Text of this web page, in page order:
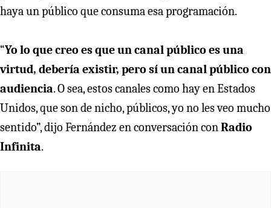
haya un público que consuma esa programación.
“Yo lo que creo es que un canal público es una
virtud, debería existir, pero sí un canal público con
audiencia. O sea, estos canales como hay en Estados
Unidos, que son de nicho, públicos, yo no les veo mucho
sentido”, dijo Fernández en conversación conRadio
Infinita.